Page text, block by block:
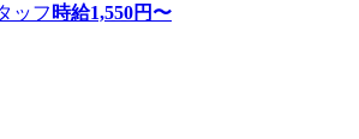
ッフ 時給1,550円〜